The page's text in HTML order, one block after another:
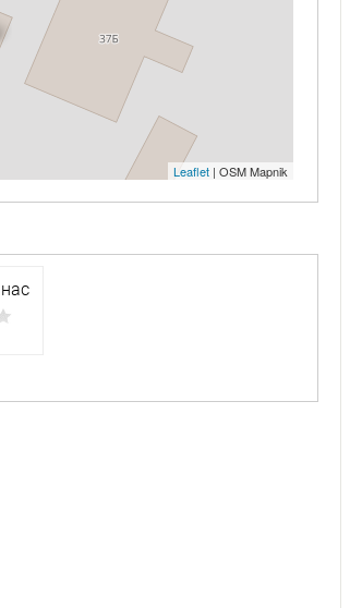
Leaflet | OSM Mapnik